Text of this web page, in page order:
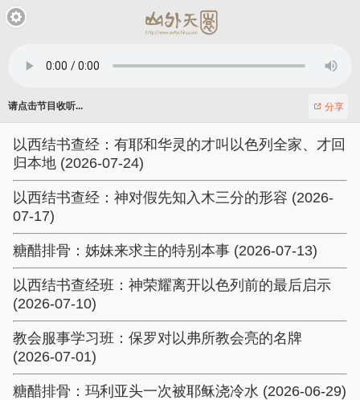
请点击节目收听... 分享
以西结书查经：有耶和华灵的才叫以色列全家、才回
归本地 (2026-07-24)
以西结书查经：神对假先知入木三分的形容 (2026-
07-17)
糖醋排骨：姊妹来求主的特别本事 (2026-07-13)
以西结书查经班：神荣耀离开以色列前的最后启示
(2026-07-10)
教会服事学习班：保罗对以弗所教会亮的名牌
(2026-07-01)
糖醋排骨：玛利亚头一次被耶稣浇冷水 (2026-06-29)